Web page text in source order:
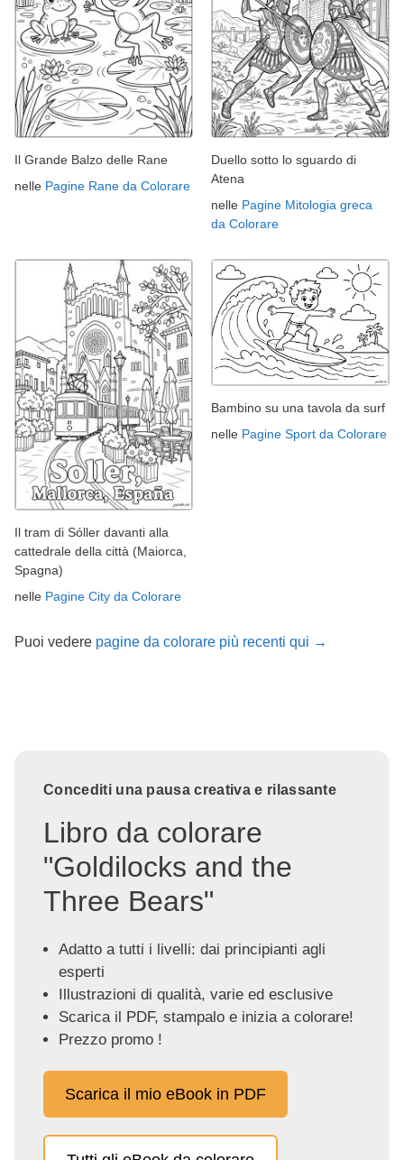
Il Grande Balzo delle Rane
nelle Pagine Rane da Colorare
Duello sotto lo sguardo di
Atena
nelle Pagine Mitologia greca
da Colorare
Il tram di Sóller davanti alla
cattedrale della città (Maiorca,
Spagna)
nelle Pagine City da Colorare
Bambino su una tavola da surf
nelle Pagine Sport da Colorare
Puoi vedere pagine da colorare più recenti qui →
Concediti una pausa creativa e rilassante
Libro da colorare
"Goldilocks and the
Three Bears"
Adatto a tutti i livelli: dai principianti agli
esperti
Illustrazioni di qualità, varie ed esclusive
Scarica il PDF, stampalo e inizia a colorare!
Prezzo promo !
Scarica il mio eBook in PDF